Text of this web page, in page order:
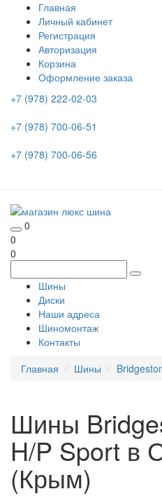
Главная
Личный кабинет
Регистрация
Авторизация
Корзина
Оформление заказа
+7 (978) 222-02-03
+7 (978) 700-06-51
+7 (978) 700-06-56
0
0
0
Шины
Диски
Наши адреса
Шиномонтаж
Контакты
Главная
Шины
Шины
H/P Sport в
(Крым)